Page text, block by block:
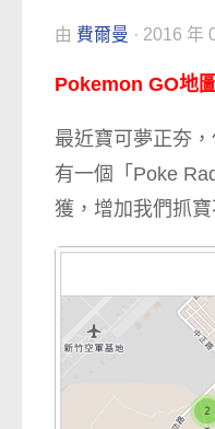
由 費爾曼 · 2016 年
Pokemon GO地
最近寶可夢正夯
有一個「Poke
獲，增加我們抓